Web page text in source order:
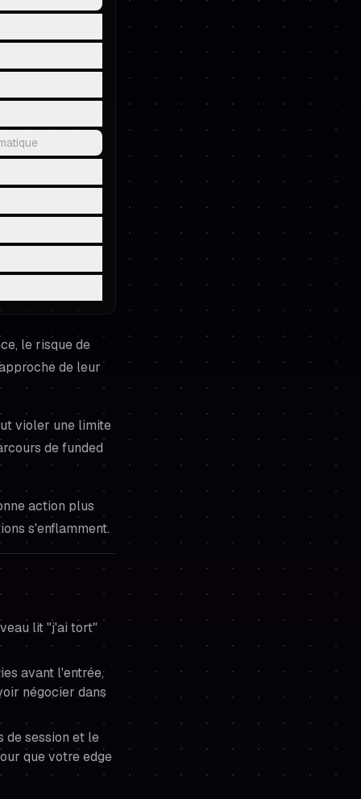
le risque de
de leur
violer une limite
de funded
action plus
s'enflamment.
lit "j'ai tort"
avant l'entrée,
négocier dans
de session et le
que votre edge